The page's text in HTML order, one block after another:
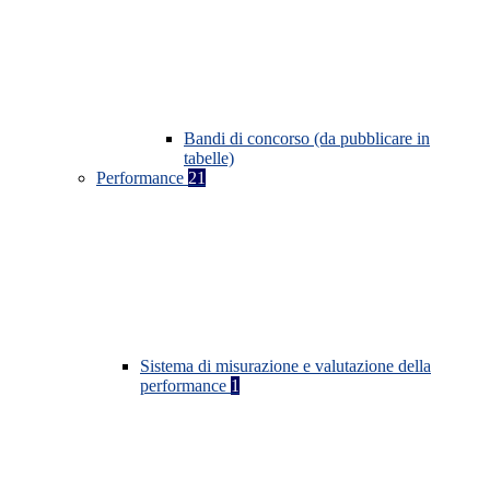
Bandi di concorso (da pubblicare in
tabelle)
Performance 21
Sistema di misurazione e valutazione della
performance 1